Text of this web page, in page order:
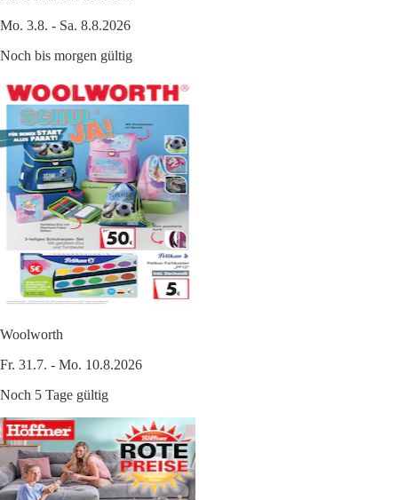
Mo. 3.8. - Sa. 8.8.2026
Noch bis morgen gültig
Woolworth
Fr. 31.7. - Mo. 10.8.2026
Noch 5 Tage gültig